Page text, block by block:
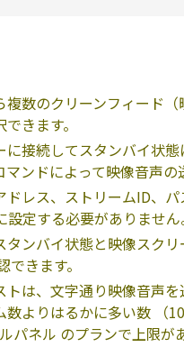
複数のクリーンフィード
きます。
に接続してスタンバイ状
ンドによって映像音声の
ドレス、ストリームID、
定する必要がありません
ンバイ状態と映像スク
きます。
トは、文字通り映像音声
よりはるかに多い数 （
パネル のプランで上限が